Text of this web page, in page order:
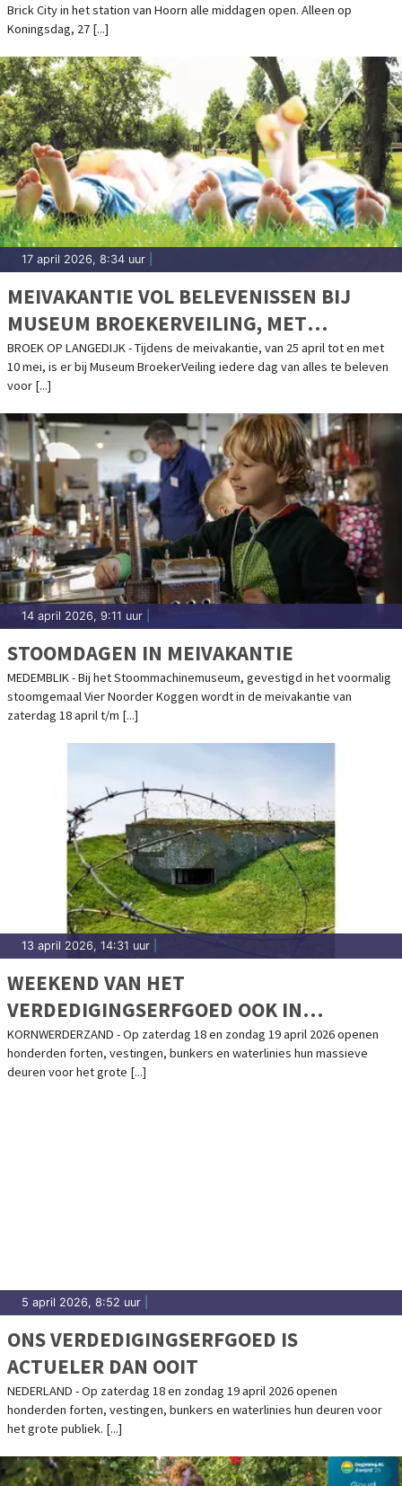
Brick City in het station van Hoorn alle middagen open. Alleen op
Koningsdag, 27 [...]
17 april 2026, 8:34 uur
MEIVAKANTIE VOL BELEVENISSEN BIJ
MUSEUM BROEKERVEILING, MET
BIJZONDERE VOGELEXCURSIES DOOR HET
OOSTERDELGEBIED
BROEK OP LANGEDIJK - Tijdens de meivakantie, van 25 april tot en met
10 mei, is er bij Museum BroekerVeiling iedere dag van alles te beleven
voor [...]
14 april 2026, 9:11 uur
STOOMDAGEN IN MEIVAKANTIE
MEDEMBLIK - Bij het Stoommachinemuseum, gevestigd in het voormalig
stoomgemaal Vier Noorder Koggen wordt in de meivakantie van
zaterdag 18 april t/m [...]
13 april 2026, 14:31 uur
WEEKEND VAN HET
VERDEDIGINGSERFGOED OOK IN
KAZEMATTENMUSEUM
KORNWERDERZAND - Op zaterdag 18 en zondag 19 april 2026 openen
honderden forten, vestingen, bunkers en waterlinies hun massieve
deuren voor het grote [...]
5 april 2026, 8:52 uur
ONS VERDEDIGINGSERFGOED IS
ACTUELER DAN OOIT
NEDERLAND - Op zaterdag 18 en zondag 19 april 2026 openen
honderden forten, vestingen, bunkers en waterlinies hun deuren voor
het grote publiek. [...]